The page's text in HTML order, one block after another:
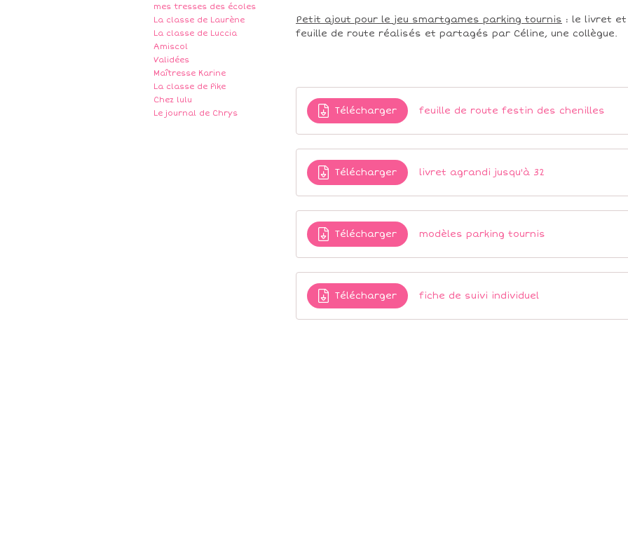
mes tresses des écoles
La classe de Laurène
La classe de Luccia
Amiscol
Validées
Maîtresse Karine
La classe de Pike
Chez lulu
Le journal de Chrys
Petit ajout pour le jeu smartgames parking tournis : le livret
feuille de route réalisés et partagés par Céline, une collègue.
Télécharger feuille de route festin des chenilles
Télécharger livret agrandi jusqu'à 32
Télécharger modèles parking tournis
Télécharger fiche de suivi individuel